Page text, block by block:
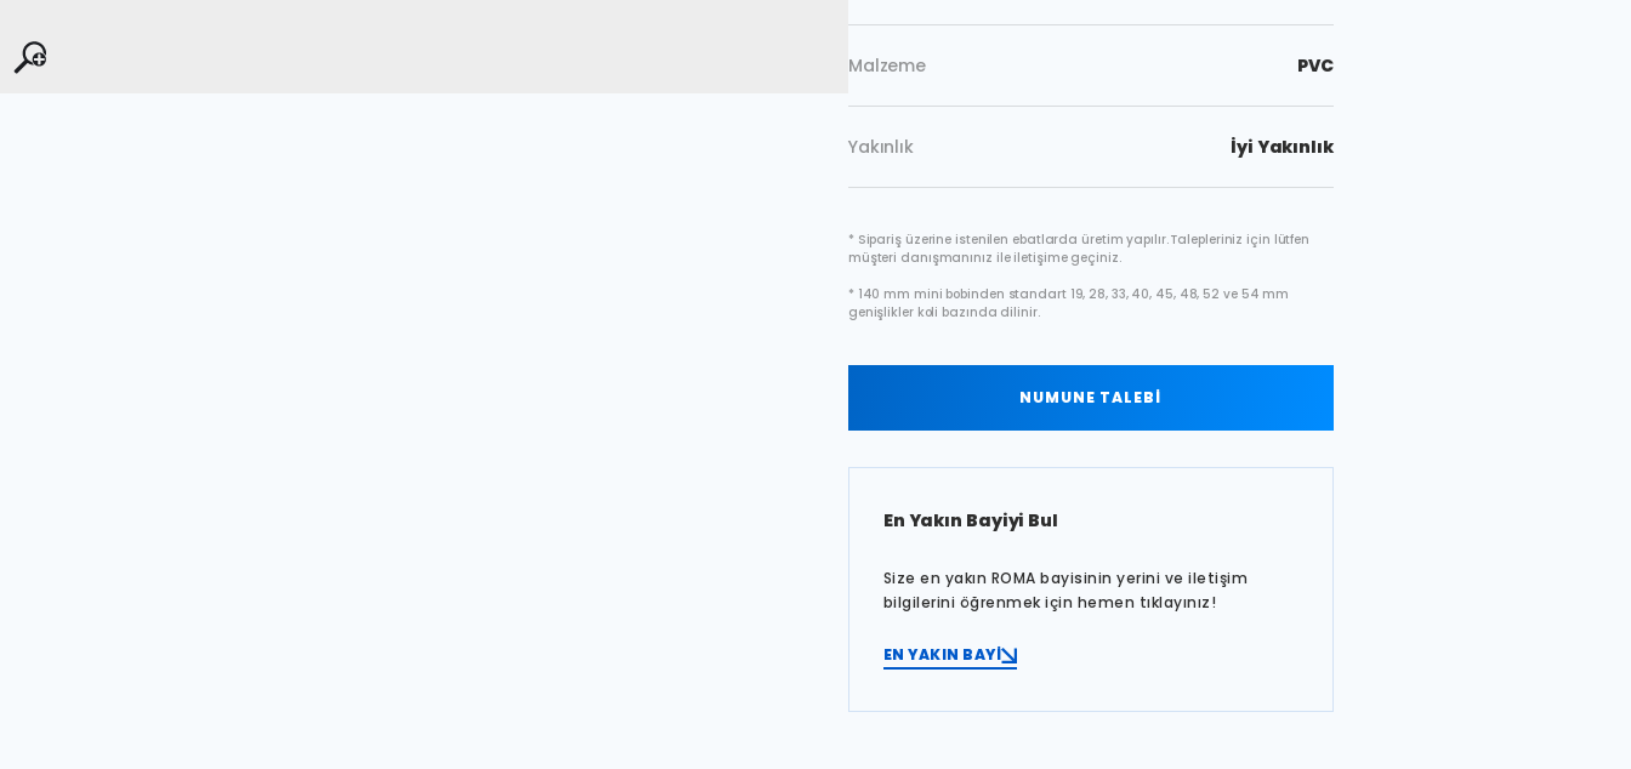
Malzeme PVC
Yakınlık İyi Yakınlık
* Sipariş üzerine istenilen ebatlarda üretim yapılır. Talepleriniz için lütfen
müşteri danışmanınız ile iletişime geçiniz.
* 140 mm mini bobinden standart 19, 28, 33, 40, 45, 48, 52 ve 54 mm
genişlikler koli bazında dilinir.
NUMUNE TALEBİ
En Yakın Bayiyi Bul
Size en yakın ROMA bayisinin yerini ve iletişim
bilgilerini öğrenmek için hemen tıklayınız!
EN YAKIN BAYİ